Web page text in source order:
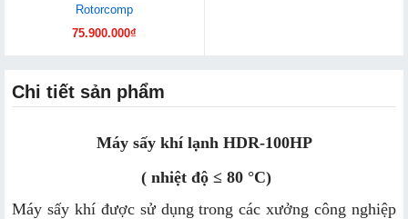
Rotorcomp
75.900.000₫
Chi tiết sản phẩm
Máy sấy khí lạnh HDR-100HP
( nhiệt độ ≤ 80 °C)
Máy sấy khí được sử dụng trong các xưởng công nghiệp